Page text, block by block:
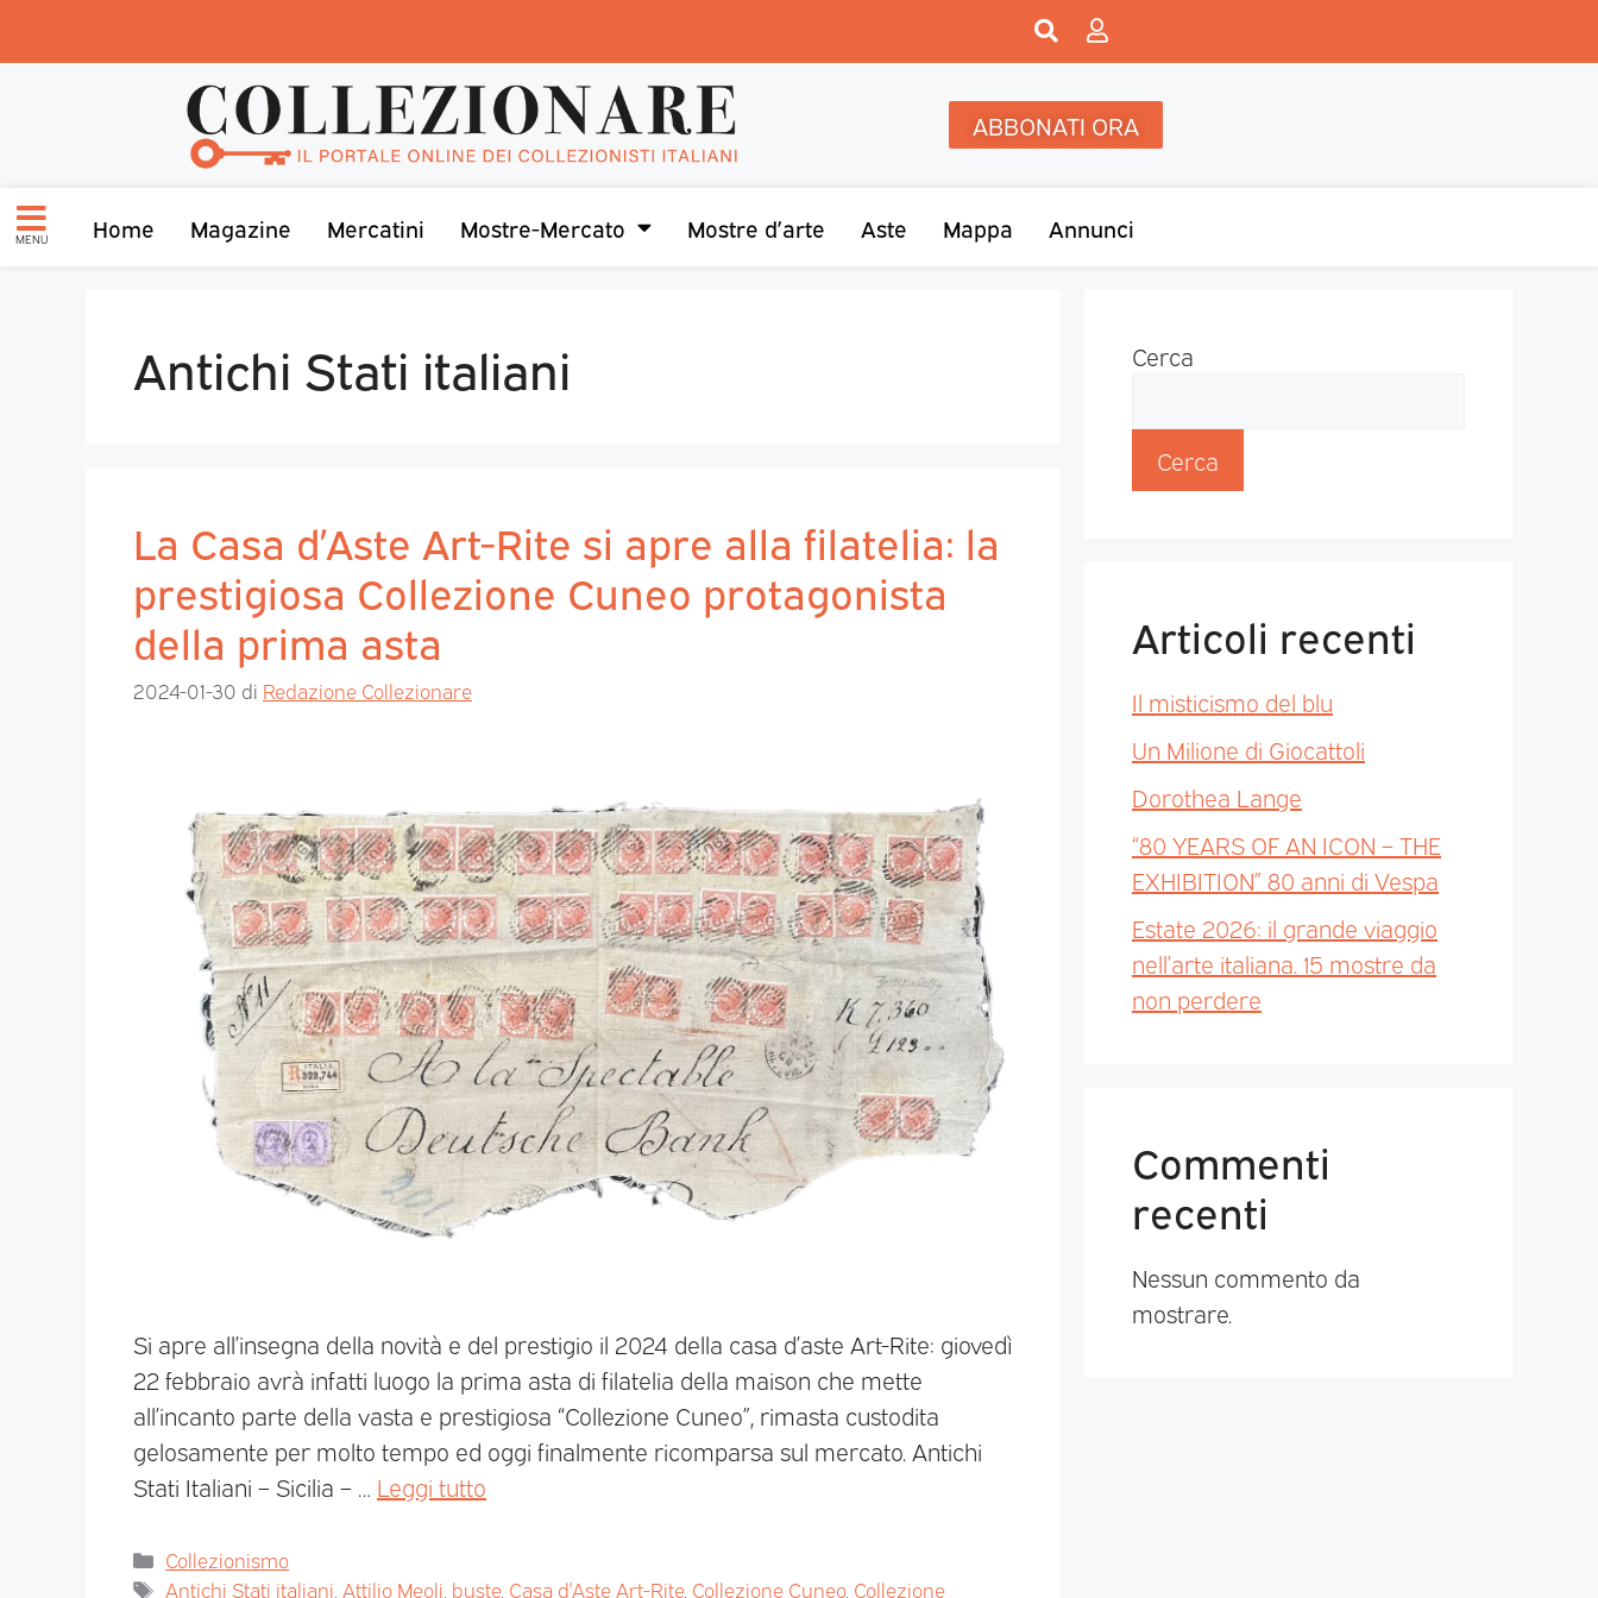
ABBONATI ORA
MENU Home Magazine Mercatini Mostre-Mercato Mostre d’arte Aste Mappa Annunci
Antichi Stati italiani
La Casa d’Aste Art-Rite si apre alla filatelia: la
prestigiosa Collezione Cuneo protagonista
della prima asta
2024-01-30 di Redazione Collezionare
Si apre all’insegna della novità e del prestigio il 2024 della casa d’aste Art-Rite: giovedì
22 febbraio avrà infatti luogo la prima asta di filatelia della maison che mette
all’incanto parte della vasta e prestigiosa “Collezione Cuneo”, rimasta custodita
gelosamente per molto tempo ed oggi finalmente ricomparsa sul mercato. Antichi
Stati Italiani – Sicilia – … Leggi tutto
Collezionismo
Antichi Stati italiani ,Attilio Meoli buste, Casa d’Aste Art-Rite, Collezione Cuneo, Collezione
Cerca
Cerca
Articoli recenti
Il misticismo del blu
Un Milione di Giocattoli
Dorothea Lange
“80 YEARS OF AN ICON – THE
EXHIBITION” 80 anni di Vespa
Estate 2026: il grande viaggio
nell’arte italiana. 15 mostre da
non perdere
Commenti
recenti
Nessun commento da
mostrare.